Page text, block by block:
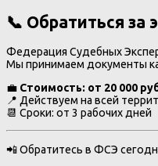
📞 Обратиться за
Федерация Судебных
Мы принимаем документы
💼 Стоимость: от 20 000
📍 Действуем на всей
📆 Сроки: от 3 рабочих дней
📲 Обратитесь в ФСЭ